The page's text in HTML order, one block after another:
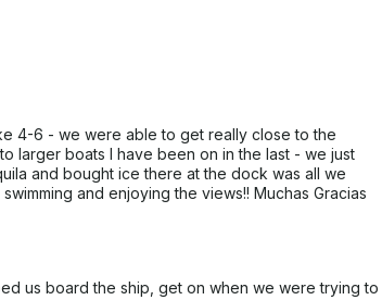
4-6 - we were able to get really close to the
larger boats I have been on in the last - we just
and bought ice there at the dock was all we
and enjoying the views!! Muchas Gracias
us board the ship, get on when we were trying to